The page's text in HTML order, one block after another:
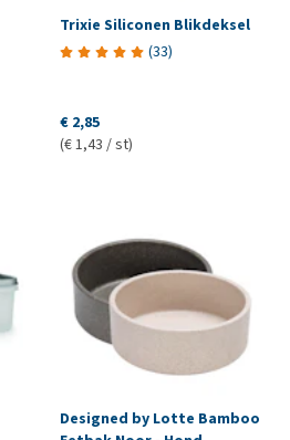
Trixie Siliconen Blikdeksel
(33)
€ 2,85
(€ 1,43 / st)
Designed by Lotte Bamboo